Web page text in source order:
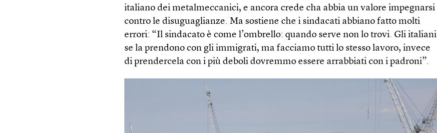
italiano dei metalmeccanici, e ancora crede cha abbia un valore impegnarsi
contro le disuguaglianze. Ma sostiene che i sindacati abbiano fatto molti
errori: “Il sindacato è come l’ombrello: quando serve non lo trovi. Gli italiani
se la prendono con gli immigrati, ma facciamo tutti lo stesso lavoro, invece
di prendercela con i più deboli dovremmo essere arrabbiati con i padroni”.